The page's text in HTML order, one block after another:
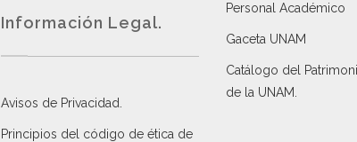
Información Legal.
Avisos de Privacidad
Principios del código de ética de
Personal Académico
Gaceta UNAM
Catálogo del
de la UNAM.